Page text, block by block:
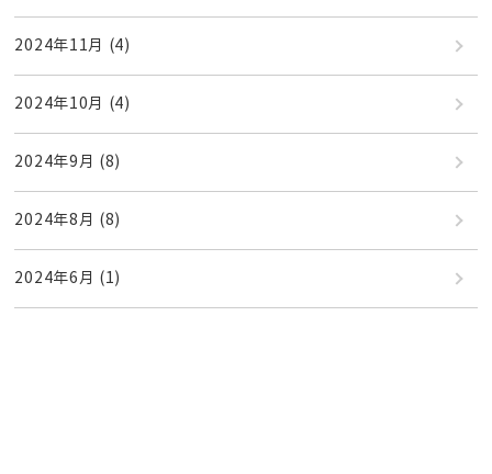
2024年11月 (4)
2024年10月 (4)
2024年9月 (8)
2024年8月 (8)
2024年6月 (1)